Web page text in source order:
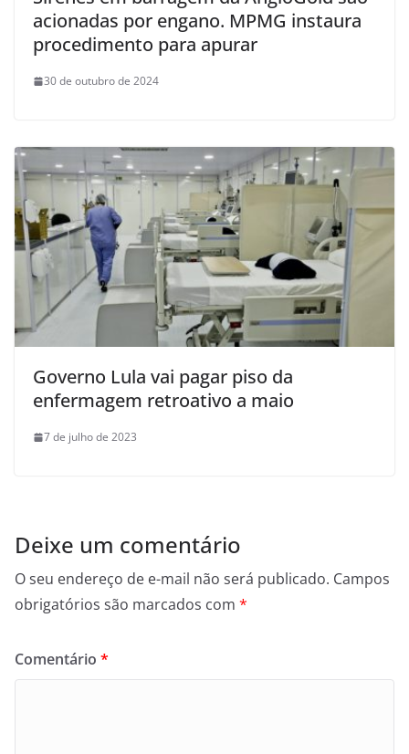
acionadas por engano. MPMG instaura
procedimento para apurar
30 de outubro de 2024
Governo Lula vai pagar piso da
enfermagem retroativo a maio
7 de julho de 2023
Deixe um comentário
O seu endereço de e-mail não será publicado. Campos
obrigatórios são marcados com *
Comentário *